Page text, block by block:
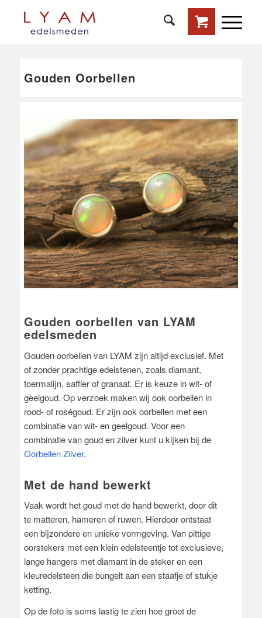
Gouden Oorbellen
Gouden oorbellen van LYAM
edelsmeden
Gouden oorbellen van LYAM zijn altijd exclusief. Met
of zonder prachtige edelstenen, zoals diamant,
toermalijn, saffier of granaat. Er is keuze in wit- of
geelgoud. Op verzoek maken wij ook oorbellen in
rood- of roségoud. Er zijn ook oorbellen met een
combinatie van wit- en geelgoud. Voor een
combinatie van goud en zilver kunt u kijken bij de
Oorbellen Zilver.
Met de hand bewerkt
Vaak wordt het goud met de hand bewerkt, door dit
te matteren, hameren of ruwen. Hierdoor ontstaat
een bijzondere en unieke vormgeving. Van pittige
oorstekers met een klein edelsteentje tot exclusieve,
lange hangers met diamant in de steker en een
kleuredelsteen die bungelt aan een staafje of stukje
ketting.
Op de foto is soms lastig te zien hoe groot de